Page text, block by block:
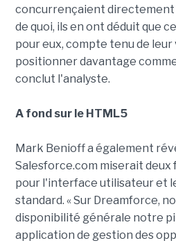
concurrençaient directement
de quoi, ils en ont déduit que
pour eux, compte tenu de leur
positionner davantage
conclut l'analyste.
A fond sur le HTML5
Mark Benioff a également
Salesforce.com miserait deux
pour l'interface utilisateur et
standard. « Sur Dreamforce,
disponibilité générale notre
application de gestion des